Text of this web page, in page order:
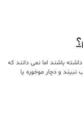
باشند اما نمی دانند که
و دچار موخوره یا